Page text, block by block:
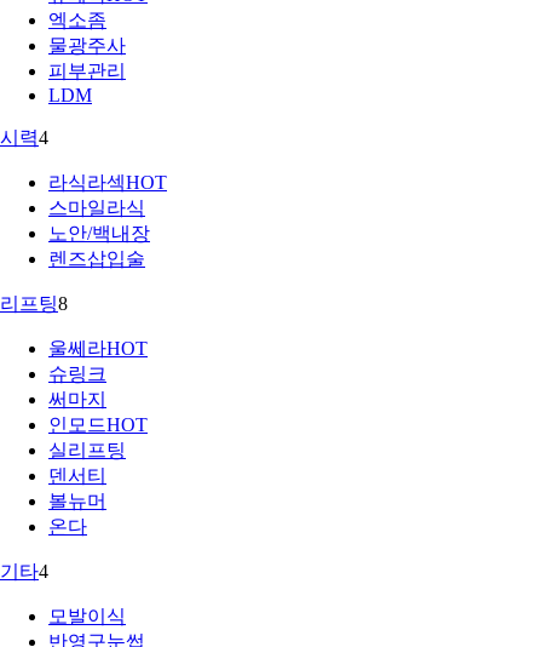
엑소좀
물광주사
피부관리
LDM
시력4
라식라섹HOT
스마일라식
노안/백내장
렌즈삽입술
리프팅8
울쎄라HOT
슈링크
써마지
인모드HOT
실리프팅
덴서티
볼뉴머
온다
기타4
모발이식
반영구눈썹